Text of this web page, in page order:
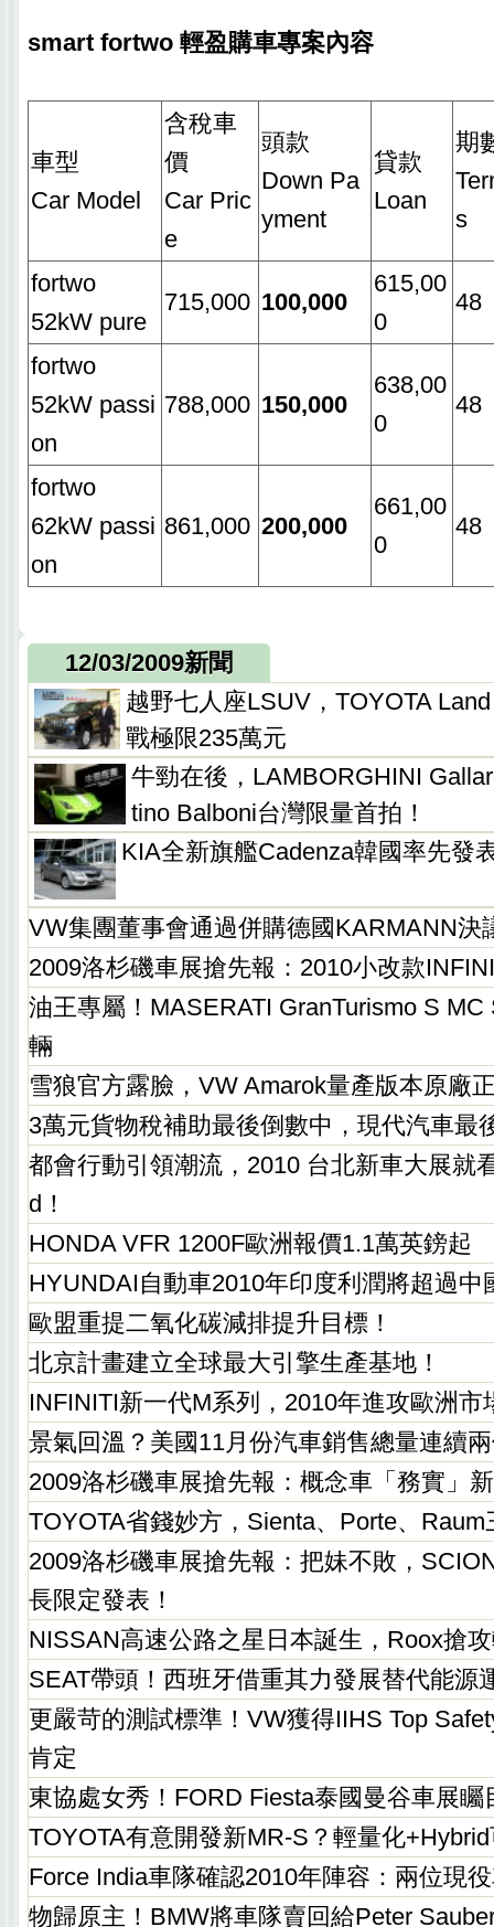
smart fortwo 輕盈購車專案內容
車型
Car Model
含稅車
價
Car Pric
e
頭款
Down Pa
yment
貸款
Loan
期
s
fortwo
52kW pure
715,000 100,000
615,00
0
48
fortwo
52kW passi
on
788,000 150,000
638,00
0
48
fortwo
62kW passi
on
861,000 200,000
661,00
0
48
12/03/2009新聞
越野七人座LSUV，TOYOTA
戰極限235萬元
牛勁在後，LAMBORGHINI
tino Balboni台灣限量首拍！
KIA全新旗艦Cadenza韓國率先發
VW集團董事會通過併購德國KARMANN決
2009洛杉磯車展搶先報：2010小改款
油王專屬！MASERATI GranTurismo S MC
輛
雪狼官方露臉，VW Amarok量產版本原廠
3萬元貨物稅補助最後倒數中，現代汽車最
都會行動引領潮流，2010 台北新車大展就
d！
HONDA VFR 1200F歐洲報價1.1萬英鎊起
HYUNDAI自動車2010年印度利潤將超過中
歐盟重提二氧化碳減排提升目標！
北京計畫建立全球最大引擎生產基地！
INFINITI新一代M系列，2010年進攻歐洲市
景氣回溫？美國11月份汽車銷售總量連續
2009洛杉磯車展搶先報：概念車「務實」
TOYOTA省錢妙方，Sienta、Porte、
2009洛杉磯車展搶先報：把妹不敗，
長限定發表！
NISSAN高速公路之星日本誕生，Roox搶
SEAT帶頭！西班牙借重其力發展替代能源
更嚴苛的測試標準！VW獲得IIHS Top
肯定
東協處女秀！FORD Fiesta泰國曼谷車展矚
TOYOTA有意開發新MR-S？輕量化
Force India車隊確認2010年陣容：兩位現
物歸原主！BMW將車隊賣回給Peter